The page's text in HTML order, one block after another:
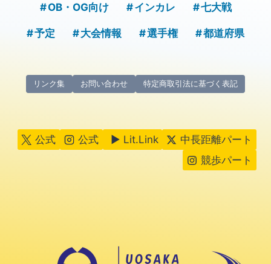
OB・OG向け インカレ 七大戦
予定 大会情報 選手権 都道府県
リンク集 お問い合わせ 特定商取引法に基づく表記
公式 公式 ▶ Lit.Link
中長距離パート
競歩パート